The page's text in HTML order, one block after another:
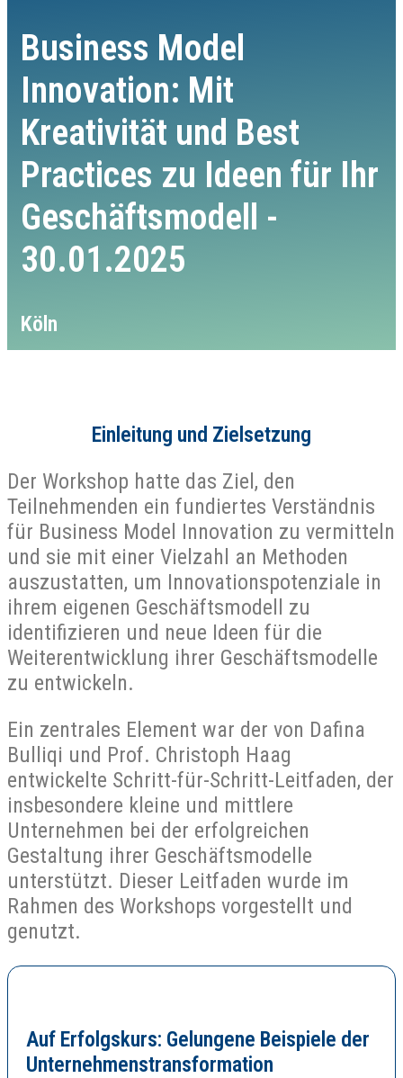
Business Model
Innovation: Mit
Kreativität und Best
Practices zu Ideen für Ihr
Geschäftsmodell -
30.01.2025
Köln
Einleitung und Zielsetzung
Der Workshop hatte das Ziel, den
Teilnehmenden ein fundiertes Verständnis
für Business Model Innovation zu vermitteln
und sie mit einer Vielzahl an Methoden
auszustatten, um Innovationspotenziale in
ihrem eigenen Geschäftsmodell zu
identifizieren und neue Ideen für die
Weiterentwicklung ihrer Geschäftsmodelle
zu entwickeln.
Ein zentrales Element war der von Dafina
Bulliqi und Prof. Christoph Haag
entwickelte Schritt-für-Schritt-Leitfaden, der
insbesondere kleine und mittlere
Unternehmen bei der erfolgreichen
Gestaltung ihrer Geschäftsmodelle
unterstützt. Dieser Leitfaden wurde im
Rahmen des Workshops vorgestellt und
genutzt.
Auf Erfolgskurs: Gelungene Beispiele der
Unternehmenstransformation